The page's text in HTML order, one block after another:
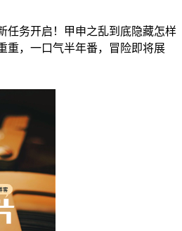
任务开启！甲申之乱到底隐藏怎样
重，一口气半年番，冒险即将展